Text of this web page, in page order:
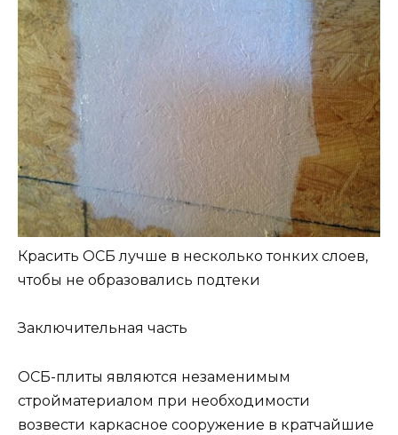
Красить ОСБ лучше в несколько тонких слоев,
чтобы не образовались подтеки
Заключительная часть
ОСБ-плиты являются незаменимым
стройматериалом при необходимости
возвести каркасное сооружение в кратчайшие